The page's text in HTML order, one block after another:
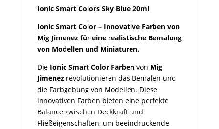
MengeIonic Smart Colors Sky Blue 20ml
Ionic Smart Color – Innovative Farben von
Mig Jimenez für eine realistische Bemalung
von Modellen und Miniaturen.
Die Ionic Smart Color Farbenvon Mig
Jimenezrevolutionieren das Bemalen und
die Farbgebung von Modellen. Diese
innovativen Farben bieten eine perfekte
Balance zwischen Deckkraft und
Fließeigenschaften, um beeindruckende